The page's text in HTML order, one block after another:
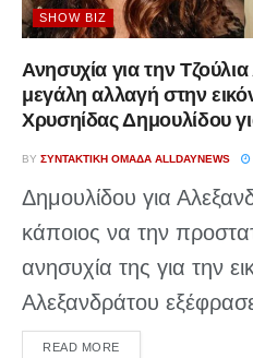
SHOW BIZ
Ανησυχία για την
μεγάλη αλλαγή στην
Χρυσηίδας Δημουλίδου
BY ΣΥΝΤΑΚΤΙΚΉ ΟΜΆΔΑ ALLDAYNEWS
Δημουλίδου για
κάποιος να την
ανησυχία της για την
Αλεξανδράτου
READ MOREDETAILS